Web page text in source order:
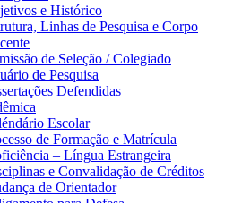
e Histórico
Linhas de Pesquisa e Corpo
de Seleção / Colegiado
de Pesquisa
Defendidas
Escolar
de Formação e Matrícula
– Língua Estrangeira
e Convalidação de Créditos
de Orientador